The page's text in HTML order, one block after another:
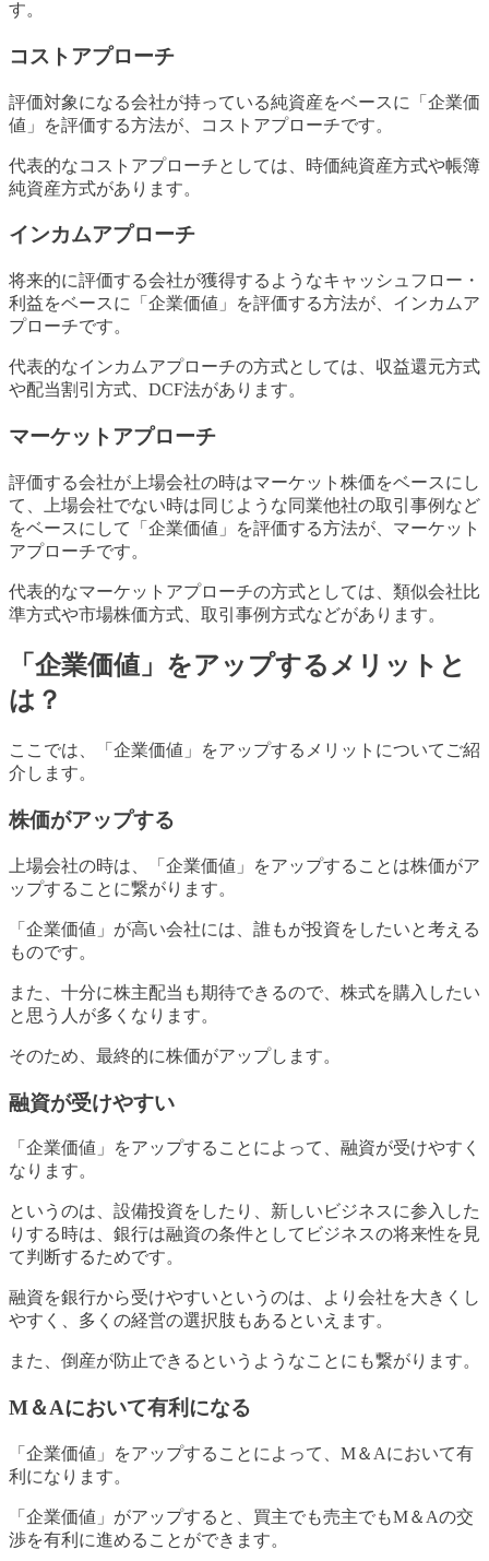
す。
コストアプローチ
評価対象になる会社が持っている純資産をベースに「企業価
値」を評価する方法が、コストアプローチです。
代表的なコストアプローチとしては、時価純資産方式や帳簿
純資産方式があります。
インカムアプローチ
将来的に評価する会社が獲得するようなキャッシュフロー・
利益をベースに「企業価値」を評価する方法が、インカムア
プローチです。
代表的なインカムアプローチの方式としては、収益還元方式
や配当割引方式、DCF法があります。
マーケットアプローチ
評価する会社が上場会社の時はマーケット株価をベースにし
て、上場会社でない時は同じような同業他社の取引事例など
をベースにして「企業価値」を評価する方法が、マーケット
アプローチです。
代表的なマーケットアプローチの方式としては、類似会社比
準方式や市場株価方式、取引事例方式などがあります。
「企業価値」をアップするメリットと
は？
ここでは、「企業価値」をアップするメリットについてご紹
介します。
株価がアップする
上場会社の時は、「企業価値」をアップすることは株価がア
ップすることに繋がります。
「企業価値」が高い会社には、誰もが投資をしたいと考える
ものです。
また、十分に株主配当も期待できるので、株式を購入したい
と思う人が多くなります。
そのため、最終的に株価がアップします。
融資が受けやすい
「企業価値」をアップすることによって、融資が受けやすく
なります。
というのは、設備投資をしたり、新しいビジネスに参入した
りする時は、銀行は融資の条件としてビジネスの将来性を見
て判断するためです。
融資を銀行から受けやすいというのは、より会社を大きくし
やすく、多くの経営の選択肢もあるといえます。
また、倒産が防止できるというようなことにも繋がります。
M＆Aにおいて有利になる
「企業価値」をアップすることによって、M＆Aにおいて有
利になります。
「企業価値」がアップすると、買主でも売主でもM＆Aの交
渉を有利に進めることができます。